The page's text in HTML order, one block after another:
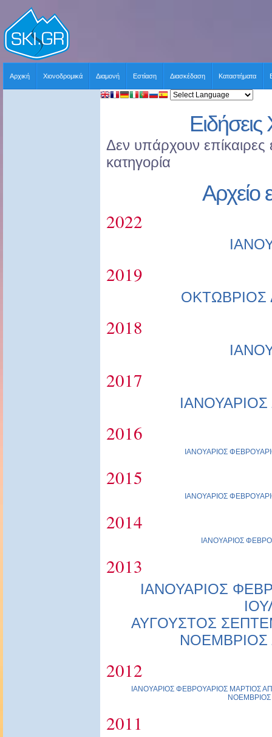
Αρχική Χιονοδρομικά Διαμονή Εστίαση Διασκέδαση Καταστήματα
Δεν υπάρχουν επίκαιρες
κατηγορία
Αρχείο
2022
2019
ΟΚΤΩΒΡΙΟΣ
2018
2017
ΙΑΝΟΥΑΡΙΟΣ
2016
ΙΑΝΟΥΑΡΙΟΣ
2015
ΙΑΝΟΥΑΡΙΟΣ
2014
ΙΑΝΟΥΑΡΙΟΣ
2013
ΙΑΝΟΥΑΡΙΟΣ
ΑΥΓΟΥΣΤΟΣ
ΝΟΕΜΒΡΙΟΣ
2012
ΙΑΝΟΥΑΡΙΟΣ ΦΕΒΡΟΥΑΡΙΟΣ ΜΑΡΤΙΟΣ
ΝΟΕΜΒΡΙΟΣ
2011